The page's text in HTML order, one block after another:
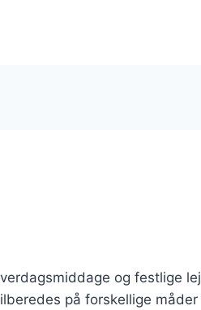
og festlige
på forskellige